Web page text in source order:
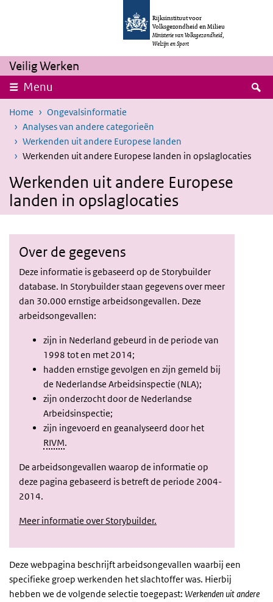
Overslaan en naar de inhoud gaan
Rijksinstituut voor
Volksgezondheid en Milieu
Ministerie van Volksgezondheid,
Welzijn en Sport
Veilig Werken
Menu
Home
Ongevalsinformatie
Analyses van andere categorieën
Werkenden uit andere Europese landen
Werkenden uit andere Europese landen in opslaglocaties
Werkenden uit andere Europese
landen in opslaglocaties
Deze webpagina beschrijft arbeidsongevallen waarbij een
specifieke groep werkenden het slachtoffer was. Hierbij
hebben we de volgende selectie toegepast: Werkenden uit andere
Over de gegevens
Deze informatie is gebaseerd op de Storybuilder
database. In Storybuilder staan gegevens over meer
dan 30.000 ernstige arbeidsongevallen. Deze
arbeidsongevallen:
zijn in Nederland gebeurd in de periode van
1998 tot en met 2014;
hadden ernstige gevolgen en zijn gemeld bij
de Nederlandse Arbeidsinspectie (NLA);
zijn onderzocht door de Nederlandse
Arbeidsinspectie;
zijn ingevoerd en geanalyseerd door het
RIVM.
De arbeidsongevallen waarop de informatie op
deze pagina gebaseerd is betreft de periode 2004-
2014.
Meer informatie over Storybuilder.